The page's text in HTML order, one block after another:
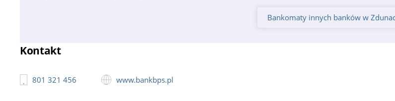
Bankomaty innych banków w
Kontakt
801 321 456 www.bankbps.pl